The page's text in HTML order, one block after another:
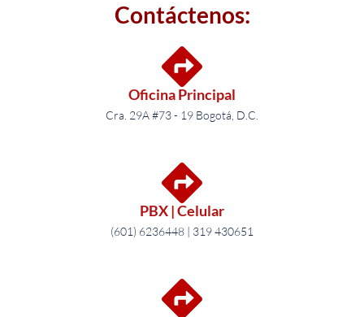
Contáctenos:
Oficina Principal
Cra. 29A #73 - 19 Bogotá, D.C.
PBX | Celular
(601) 6236448 | 319 430651